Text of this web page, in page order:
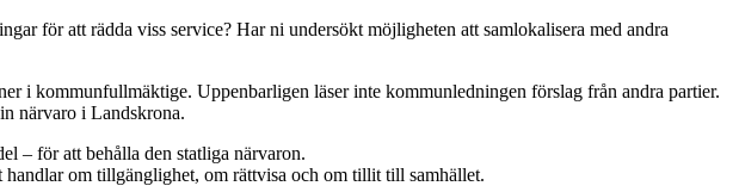
för att rädda viss service? Har ni undersökt möjligheten att samlokalisera med andra
i kommunfullmäktige. Uppenbarligen läser inte kommunledningen förslag från andra partier.
närvaro i Landskrona.
– för att behålla den statliga närvaron.
om tillgänglighet, om rättvisa och om tillit till samhället.